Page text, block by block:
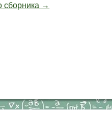
сборника →